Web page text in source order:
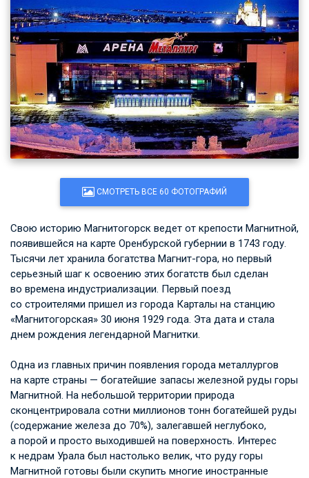
СМОТРЕТЬ ВСЕ 60 ФОТОГРАФИЙ
Свою историю Магнитогорск ведет от крепости Магнитной,
появившейся на карте Оренбурской губернии в 1743 году.
Тысячи лет хранила богатства Магнит-гора, но первый
серьезный шаг к освоению этих богатств был сделан
во времена индустриализации. Первый поезд
со строителями пришел из города Карталы на станцию
«Магнитогорская» 30 июня 1929 года. Эта дата и стала
днем рождения легендарной Магнитки.
Одна из главных причин появления города металлургов
на карте страны — богатейшие запасы железной руды горы
Магнитной. На небольшой территории природа
сконцентрировала сотни миллионов тонн богатейшей руды
(содержание железа до 70%), залегавшей неглубоко,
а порой и просто выходившей на поверхность. Интерес
к недрам Урала был настолько велик, что руду горы
Магнитной готовы были скупить многие иностранные